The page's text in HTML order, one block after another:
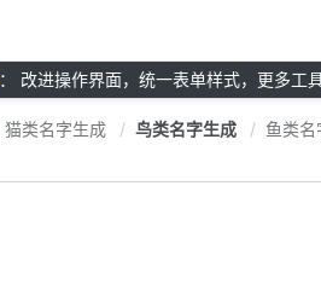
： 改进操作界面，统一表单样式，更多工
猫类名字生成 鸟类名字生成 鱼类名